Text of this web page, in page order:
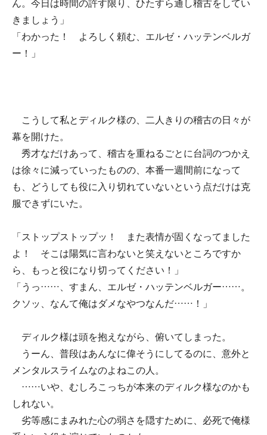
ん。今日は時間の許す限り、ひたすら通し稽古をしてい
きましょう」
「わかった！ よろしく頼む、エルゼ・ハッテンベルガ
ー！」
こうして私とディルク様の、二人きりの稽古の日々が
幕を開けた。
秀才なだけあって、稽古を重ねるごとに台詞のつかえ
は徐々に減っていったものの、本番一週間前になって
も、どうしても役に入り切れていないという点だけは克
服できずにいた。
「ストップストップッ！ また表情が固くなってました
よ！ そこは陽気に言わないと笑えないところですか
ら、もっと役になり切ってください！」
「うっ……、すまん、エルゼ・ハッテンベルガー……。
クソッ、なんて俺はダメなやつなんだ……！」
ディルク様は頭を抱えながら、俯いてしまった。
うーん、普段はあんなに偉そうにしてるのに、意外と
メンタルスライムなのよねこの人。
……いや、むしろこっちが本来のディルク様なのかも
しれない。
劣等感にまみれた心の弱さを隠すために、必死で俺様